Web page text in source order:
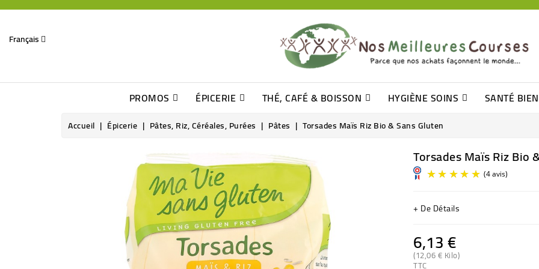
Français
PROMOS ÉPICERIE THÉ, CAFÉ & BOISSON HYGIÈNE SOINS SANTÉ
Accueil Épicerie Pâtes, Riz, Céréales, Purées Pâtes Torsades Maïs Riz Bio & Sans Gluten
Torsades Maïs Riz Bio
+ De Détails
6,13 €
(12,06 € Kilo)
TTC